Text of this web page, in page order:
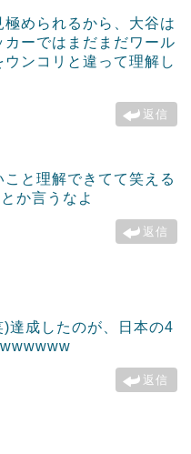
められるから、大谷は
ーではまだまだワール
ンコリと違って理解し
返信
と理解できてて笑える
か言うなよ
返信
達成したのが、日本の4
返信